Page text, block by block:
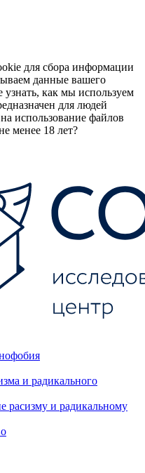
для сбора информации
данные вашего
как мы используем
для людей
использование файлов
менее 18 лет?
и радикального
расизму и радикальному